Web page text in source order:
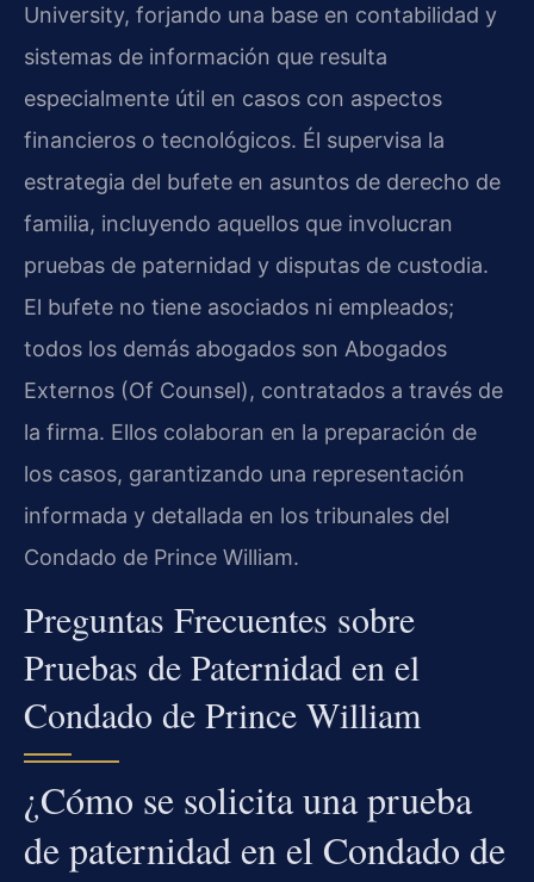
University, forjando una base en contabilidad y
sistemas de información que resulta
especialmente útil en casos con aspectos
financieros o tecnológicos. Él supervisa la
estrategia del bufete en asuntos de derecho de
familia, incluyendo aquellos que involucran
pruebas de paternidad y disputas de custodia.
El bufete no tiene asociados ni empleados;
todos los demás abogados son Abogados
Externos (Of Counsel), contratados a través de
la firma. Ellos colaboran en la preparación de
los casos, garantizando una representación
informada y detallada en los tribunales del
Condado de Prince William.
Preguntas Frecuentes sobre
Pruebas de Paternidad en el
Condado de Prince William
¿Cómo se solicita una prueba
de paternidad en el Condado de